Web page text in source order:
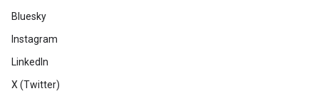
Bluesky
Instagram
LinkedIn
X (Twitter)